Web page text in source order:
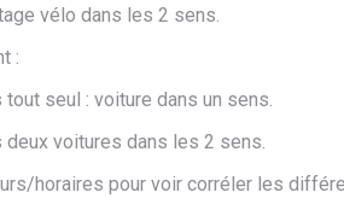
vélo dans les 2 sens.​
:
seul : voiture dans un sens.
voitures dans les 2 sens.
horaires pour voir corréler les